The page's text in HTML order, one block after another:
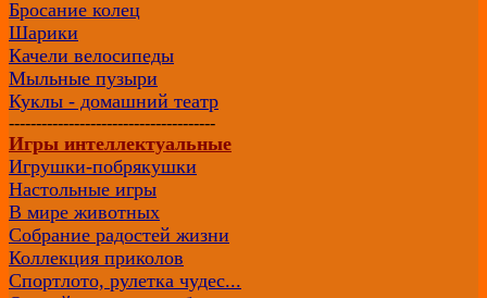
Бросание колец
Шарики
Качели велосипеды
Мыльные пузыри
Куклы - домашний театр
--------------------------------------
Игры интеллектуальные
Игрушки-побрякушки
Настольные игры
В мире животных
Собрание радостей жизни
Коллекция приколов
Спортлото, рулетка чудес...